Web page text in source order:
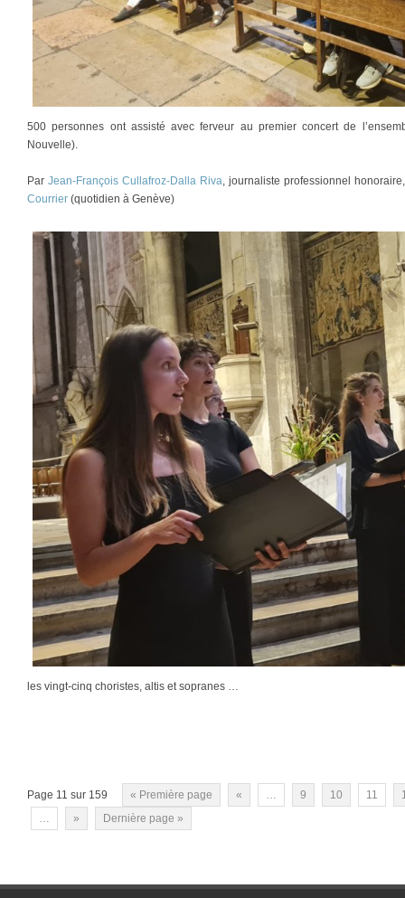
500 personnes ont assisté avec ferveur au premier concert de
Nouvelle).
Par Jean-François Cullafroz-Dalla Riva, journaliste professionnel
Courrier (quotidien à Genève)
les vingt-cinq choristes, altis et sopranes …
Page 11 sur 159 « Première page « 9 10 11
» Dernière page »